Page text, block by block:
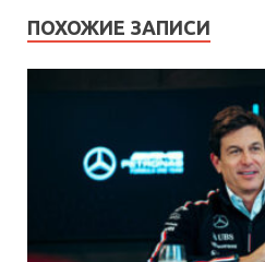
ПОХОЖИЕ ЗАПИСИ